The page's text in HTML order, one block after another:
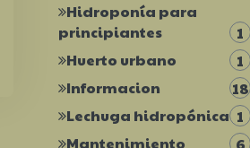
Hidroponía para
principiantes
1
Huerto urbano
1
Informacion
18
Lechuga hidropónica 1
Mantenimiento